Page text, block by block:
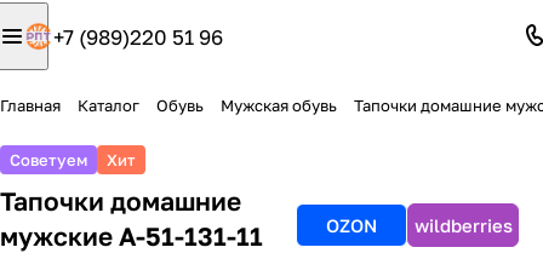
+7 (989)220 51 96
Главная Каталог Обувь Мужская обувь Тапочки домашние
Советуем Хит
Тапочки домашние
мужские А-51-131-11
OZON wildberries